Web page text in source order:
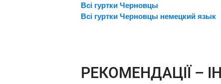
Всі гуртки Черновцы
Всі гуртки Черновцы немецкий язык
РЕКОМЕНДАЦІЇ –